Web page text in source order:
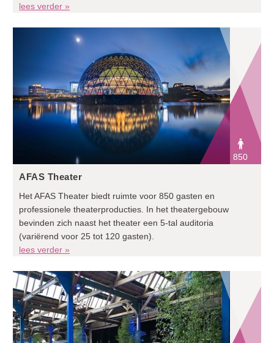
lees verder »
850
AFAS Theater
Het AFAS Theater biedt ruimte voor 850 gasten en
professionele theaterproducties. In het theatergebouw
bevinden zich naast het theater een 5-tal auditoria
(variërend voor 25 tot 120 gasten).
lees verder »